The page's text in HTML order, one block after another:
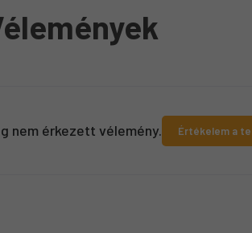
nem érkezett vélemény. Értékelem a